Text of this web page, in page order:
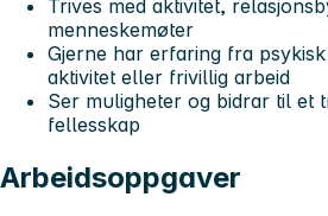
Trives med aktivitet,
menneskemøter
Gjerne har erfaring fra
aktivitet eller frivillig arbeid
Ser muligheter og bidrar til et
fellesskap
Arbeidsoppgaver